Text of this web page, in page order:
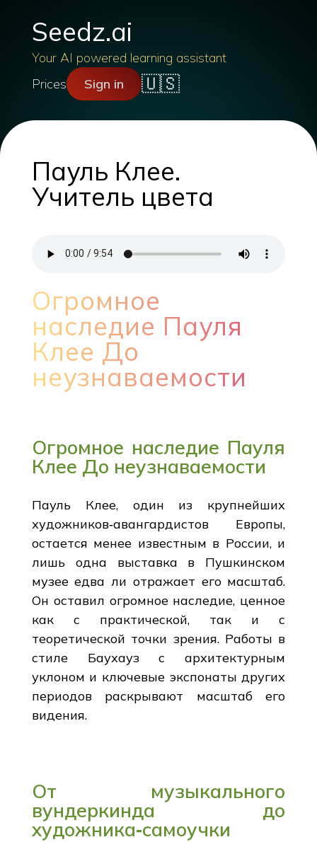
Seedz.ai
Your AI powered learning assistant
Prices
Sign in 🇺🇸
Пауль Клее.
Учитель цвета
Огромное
наследие Пауля
Клее До
неузнаваемости
Огромное наследие Пауля
Клее До неузнаваемости
Пауль Клее, один из крупнейших
художников‑авангардистов Европы,
остается менее известным в России, и
лишь одна выставка в Пушкинском
музее едва ли отражает его масштаб.
Он оставил огромное наследие, ценное
как с практической, так и с
теоретической точки зрения. Работы в
стиле Баухауз с архитектурным
уклоном и ключевые экспонаты других
периодов раскрывают масштаб его
видения.
От музыкального
вундеркинда до
художника‑самоучки